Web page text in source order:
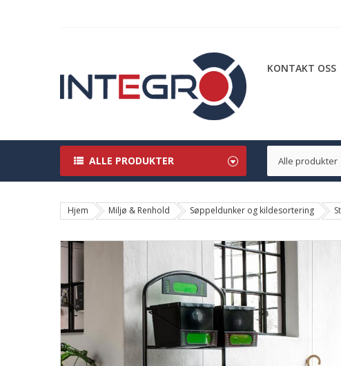
KONTAKT OSS
ALLE PRODUKTER
Hjem Miljø & Renhold Søppeldunker og kildesortering